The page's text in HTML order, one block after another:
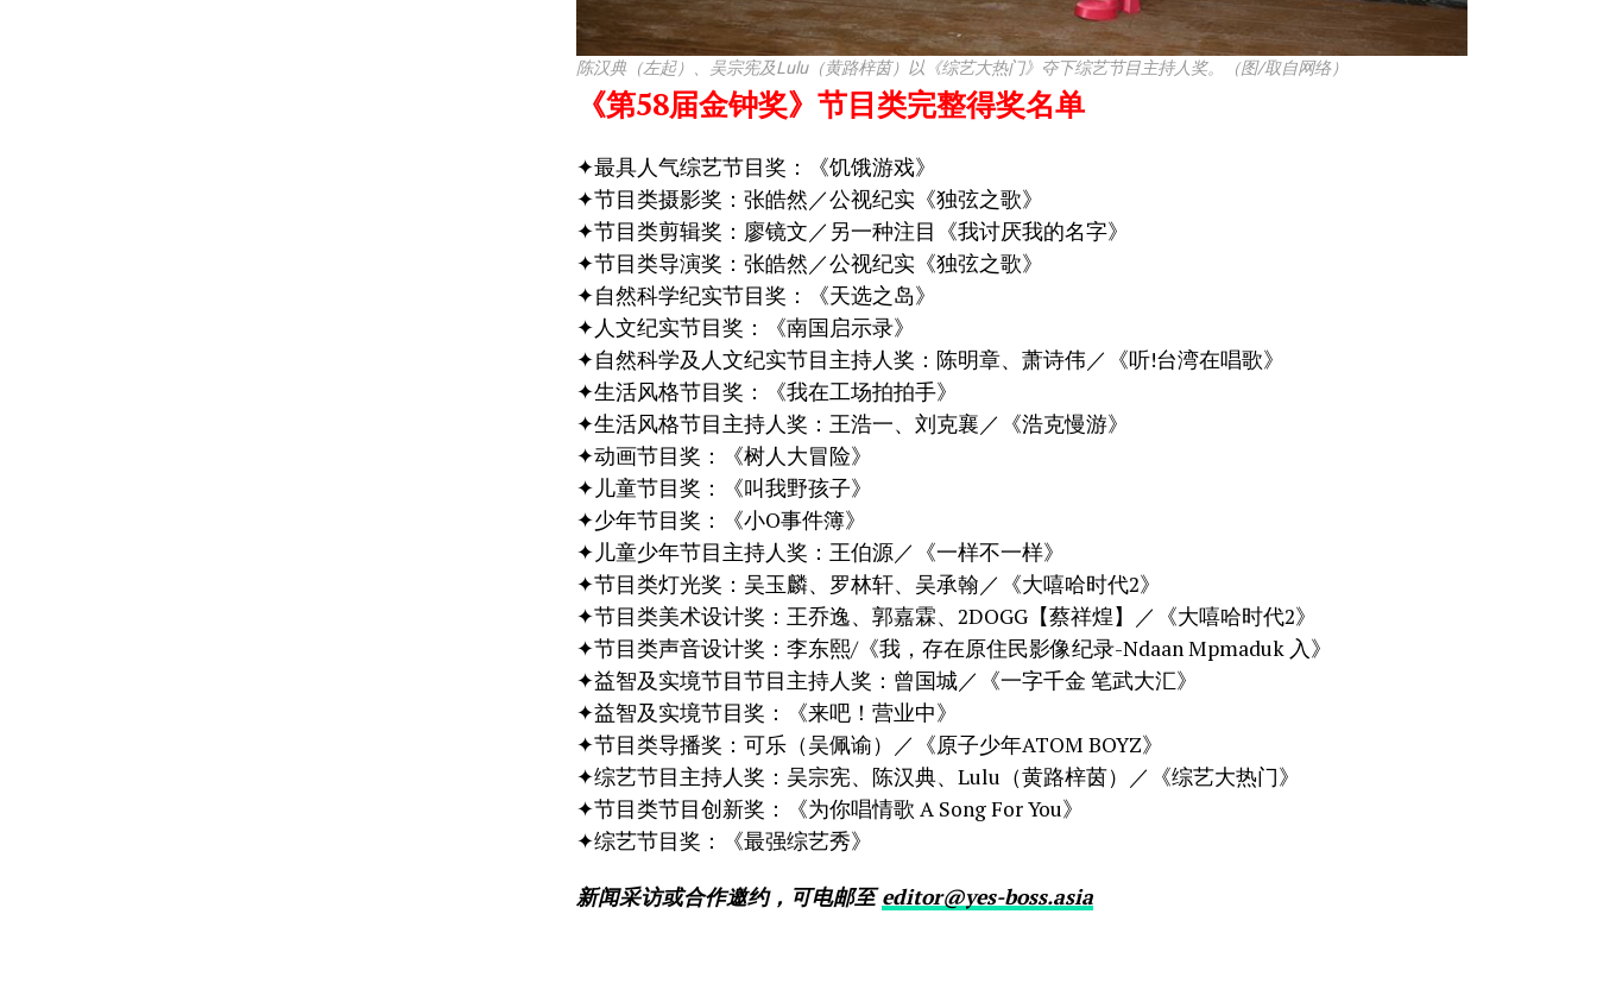
陈汉典（左起）、吴宗宪及Lulu（黄路梓茵）以《综艺大热门》夺下综艺节目主持人奖。（图/取自网络）
《第58届金钟奖》节目类完整得奖名单
✦最具人气综艺节目奖：《饥饿游戏》
✦节目类摄影奖：张皓然／公视纪实《独弦之歌》
✦节目类剪辑奖：廖镜文／另一种注目《我讨厌我的名字》
✦节目类导演奖：张皓然／公视纪实《独弦之歌》
✦自然科学纪实节目奖：《天选之岛》
✦人文纪实节目奖：《南国启示录》
✦自然科学及人文纪实节目主持人奖：陈明章、萧诗伟／《听!台湾在唱歌》
✦生活风格节目奖：《我在工场拍拍手》
✦生活风格节目主持人奖：王浩一、刘克襄／《浩克慢游》
✦动画节目奖：《树人大冒险》
✦儿童节目奖：《叫我野孩子》
✦少年节目奖：《小O事件簿》
✦儿童少年节目主持人奖：王伯源／《一样不一样》
✦节目类灯光奖：吴玉麟、罗林轩、吴承翰／《大嘻哈时代2》
✦节目类美术设计奖：王乔逸、郭嘉霖、2DOGG【蔡祥煌】／《大嘻哈时代2》
✦节目类声音设计奖：李东熙/《我，存在原住民影像纪录-Ndaan Mpmaduk 入》
✦益智及实境节目节目主持人奖：曾国城／《一字千金 笔武大汇》
✦益智及实境节目奖：《来吧！营业中》
✦节目类导播奖：可乐（吴佩谕）／《原子少年ATOM BOYZ》
✦综艺节目主持人奖：吴宗宪、陈汉典、Lulu（黄路梓茵）／《综艺大热门》
✦节目类节目创新奖：《为你唱情歌 A Song For You》
✦综艺节目奖：《最强综艺秀》
新闻采访或合作邀约，可电邮至editor@yes-boss.asia